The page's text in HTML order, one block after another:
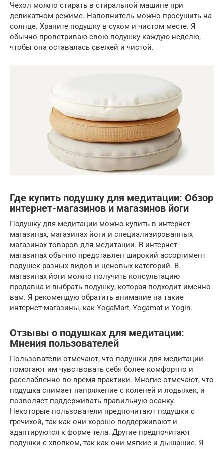
Чехол можно стирать в стиральной машине при
деликатном режиме. Наполнитель можно просушить на
солнце. Храните подушку в сухом и чистом месте. Я
обычно проветриваю свою подушку каждую неделю,
чтобы она оставалась свежей и чистой.
Где купить подушку для медитации: Обзор
интернет-магазинов и магазинов йоги
Подушку для медитации можно купить в интернет-
магазинах, магазинах йоги и специализированных
магазинах товаров для медитации. В интернет-
магазинах обычно представлен широкий ассортимент
подушек разных видов и ценовых категорий. В
магазинах йоги можно получить консультацию
продавца и выбрать подушку, которая подходит именно
вам. Я рекомендую обратить внимание на такие
интернет-магазины, как YogaMart, Yogamat и Yogin.
Отзывы о подушках для медитации:
Мнения пользователей
Пользователи отмечают, что подушки для медитации
помогают им чувствовать себя более комфортно и
расслабленно во время практики. Многие отмечают, что
подушка снимает напряжение с коленей и лодыжек, и
позволяет поддерживать правильную осанку.
Некоторые пользователи предпочитают подушки с
гречихой, так как они хорошо поддерживают и
адаптируются к форме тела. Другие предпочитают
подушки с хлопком, так как они мягкие и дышащие. Я